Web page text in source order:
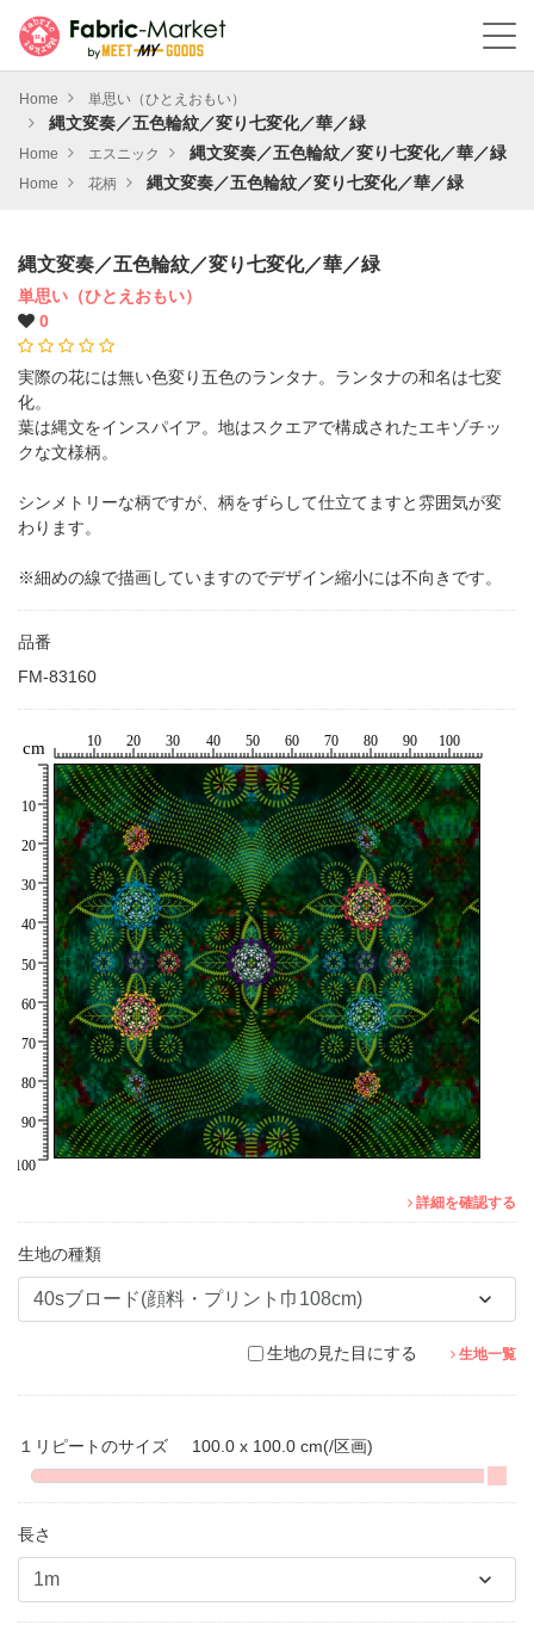
Home 単思い（ひとえおもい）
縄文変奏／五色輪紋／変り七変化／華／緑
Home エスニック 縄文変奏／五色輪紋／変り七変化／華／緑
Home 花柄 縄文変奏／五色輪紋／変り七変化／華／緑
詳細を確認する
縄文変奏／五色輪紋／変り七変化／華／緑
単思い（ひとえおもい）
0
実際の花には無い色変り五色のランタナ。ランタナの和名は七変
化。
葉は縄文をインスパイア。地はスクエアで構成されたエキゾチッ
クな文様柄。
シンメトリーな柄ですが、柄をずらして仕立てますと雰囲気が変
わります。
※細めの線で描画していますのでデザイン縮小には不向きです。
品番
FM-83160
生地の種類
生地の見た目にする 生地一覧
１リピートのサイズ 100.0 x 100.0 cm(/区画)
長さ